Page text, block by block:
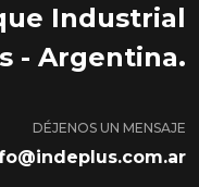
Industrial
- Argentina.
DÉJENOS UN MENSAJE